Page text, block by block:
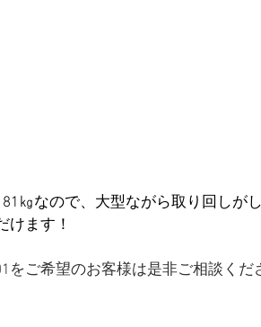
㎏なので、大型ながら取り回しが
けます！
をご希望のお客様は是非ご相談くだ